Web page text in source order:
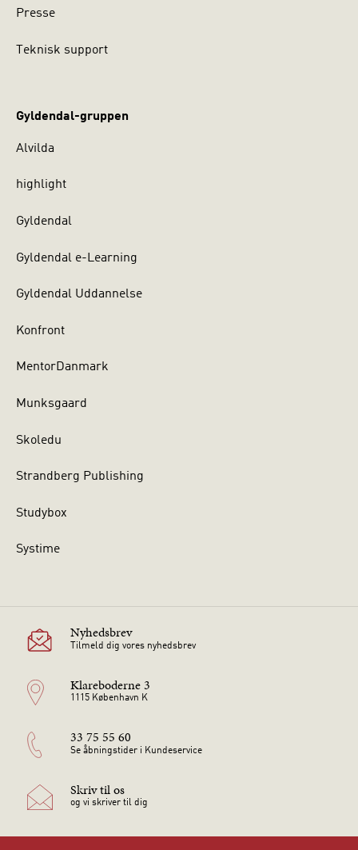
Presse
Teknisk support
Gyldendal-gruppen
Alvilda
highlight
Gyldendal
Gyldendal e-Learning
Gyldendal Uddannelse
Konfront
MentorDanmark
Munksgaard
Skoledu
Strandberg Publishing
Studybox
Systime
Nyhedsbrev
Tilmeld dig vores nyhedsbrev
Klareboderne 3
1115 København K
33 75 55 60
Se åbningstider i Kundeservice
Skriv til os
og vi skriver til dig